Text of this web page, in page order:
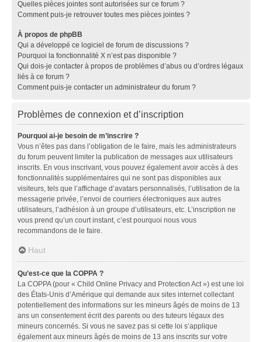
Quelles pièces jointes sont autorisées sur ce forum ?
Comment puis-je retrouver toutes mes pièces jointes ?
À propos de phpBB
Qui a développé ce logiciel de forum de discussions ?
Pourquoi la fonctionnalité X n’est pas disponible ?
Qui dois-je contacter à propos de problèmes d’abus ou d’ordres légaux
liés à ce forum ?
Comment puis-je contacter un administrateur du forum ?
Problèmes de connexion et d’inscription
Pourquoi ai-je besoin de m’inscrire ?
Vous n’êtes pas dans l’obligation de le faire, mais les administrateurs
du forum peuvent limiter la publication de messages aux utilisateurs
inscrits. En vous inscrivant, vous pouvez également avoir accès à des
fonctionnalités supplémentaires qui ne sont pas disponibles aux
visiteurs, tels que l’affichage d’avatars personnalisés, l’utilisation de la
messagerie privée, l’envoi de courriers électroniques aux autres
utilisateurs, l’adhésion à un groupe d’utilisateurs, etc. L’inscription ne
vous prend qu’un court instant, c’est pourquoi nous vous
recommandons de le faire.
Haut
Qu’est-ce que la COPPA ?
La COPPA (pour « Child Online Privacy and Protection Act ») est une loi
des États-Unis d’Amérique qui demande aux sites internet collectant
potentiellement des informations sur les mineurs âgés de moins de 13
ans un consentement écrit des parents ou des tuteurs légaux des
mineurs concernés. Si vous ne savez pas si cette loi s’applique
également aux mineurs âgés de moins de 13 ans inscrits sur votre